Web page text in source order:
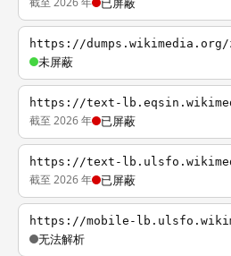
https://
未屏蔽
https://text-
截至 2026 年 已屏蔽
https://text-
截至 2026 年 已屏蔽
https://mobile-
无法解析